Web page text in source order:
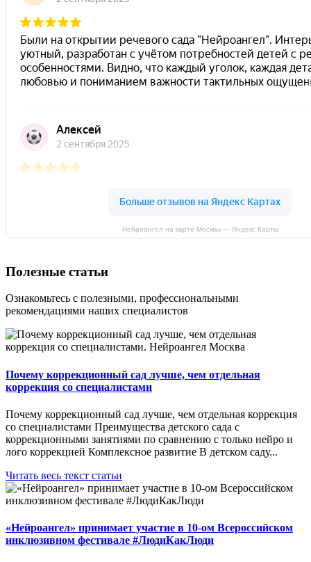
Нейроангел на карте Москвы — Яндекс Карты
Полезные статьи
Ознакомьтесь с полезными, профессиональными
рекомендациями наших специалистов
Почему коррекционный сад лучше, чем отдельная
коррекция со специалистами
Почему коррекционный сад лучше, чем отдельная коррекция
со специалистами Преимущества детского сада с
коррекционными занятиями по сравнению с только нейро и
лого коррекцией Комплексное развитие В детском саду...
Читать весь текст статьи
«Нейроангел» принимает участие в 10-ом Всероссийском
инклюзивном фестивале #ЛюдиКакЛюди